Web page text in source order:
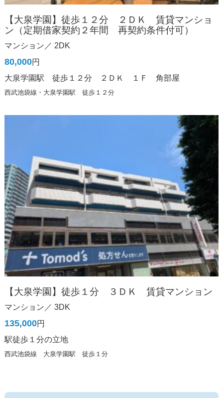
【大泉学園】徒歩１２分 ２ＤＫ 賃貸マンショ
ン（定期借家契約２年間 再契約条件付可）
マンション／ 2DK
80,000円
大泉学園駅 徒歩１２分 ２ＤＫ １Ｆ 角部屋
西武池袋線・大泉学園駅 徒歩１２分
【大泉学園】徒歩１分 ３ＤＫ 賃貸マンション
マンション／ 3DK
135,000円
駅徒歩１分の立地
西武池袋線 大泉学園駅 徒歩１分